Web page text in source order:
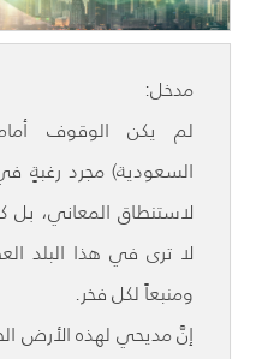
مدخل:
لم يكن الوقوف أمام
السعودية) مجرد رغبةٍ
لاستنطاق المعاني، بل
لا ترى في هذا البلد
ومنبعاً لكل فخر.
إنَّ مديحي لهذه الأرض